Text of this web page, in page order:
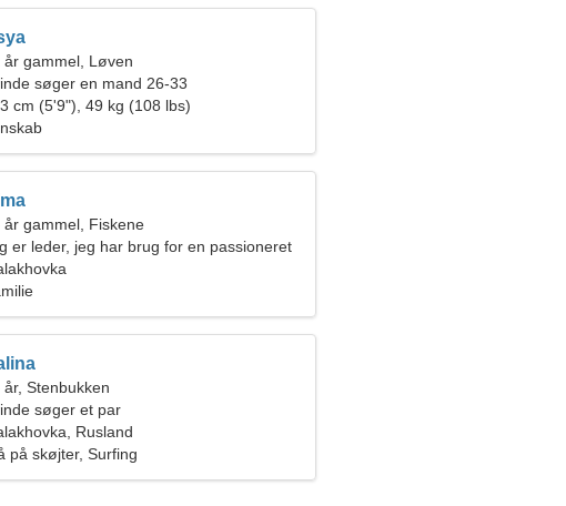
år gammel, Løven
søger en mand 26-33
cm (5'9"), 49 kg (108 lbs)
år gammel, Fiskene
er leder, jeg har brug for en passioneret
år, Stenbukken
søger et par
Rusland
på skøjter, Surfing